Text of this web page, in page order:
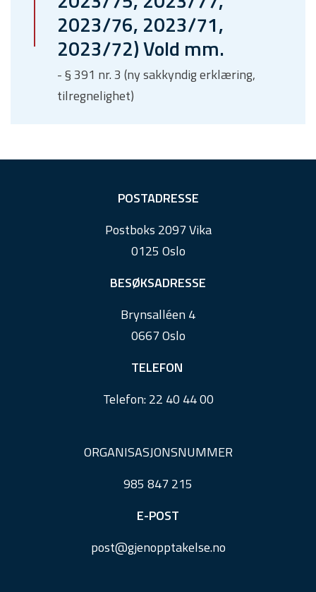
2023/76, 2023/71,
2023/72) Vold mm.
- § 391 nr. 3 (ny sakkyndig erklæring,
tilregnelighet)
POSTADRESSE
Postboks 2097 Vika
0125 Oslo
BESØKSADRESSE
Brynsalléen 4
0667 Oslo
TELEFON
Telefon:22 40 44 00
ORGANISASJONSNUMMER
985 847 215
E-POST
post@gjenopptakelse.no